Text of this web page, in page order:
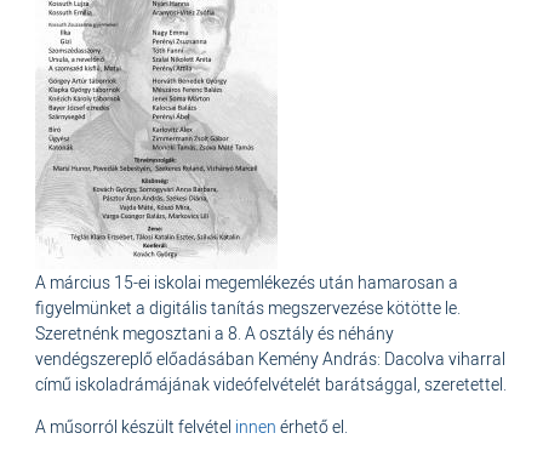
A március 15-ei iskolai megemlékezés után hamarosan a
figyelmünket a digitális tanítás megszervezése kötötte le.
Szeretnénk megosztani a 8. A osztály és néhány
vendégszereplő előadásában Kemény András: Dacolva viharral
című iskoladrámájának videófelvételét barátsággal, szeretettel.
A műsorról készült felvétel innen érhető el.